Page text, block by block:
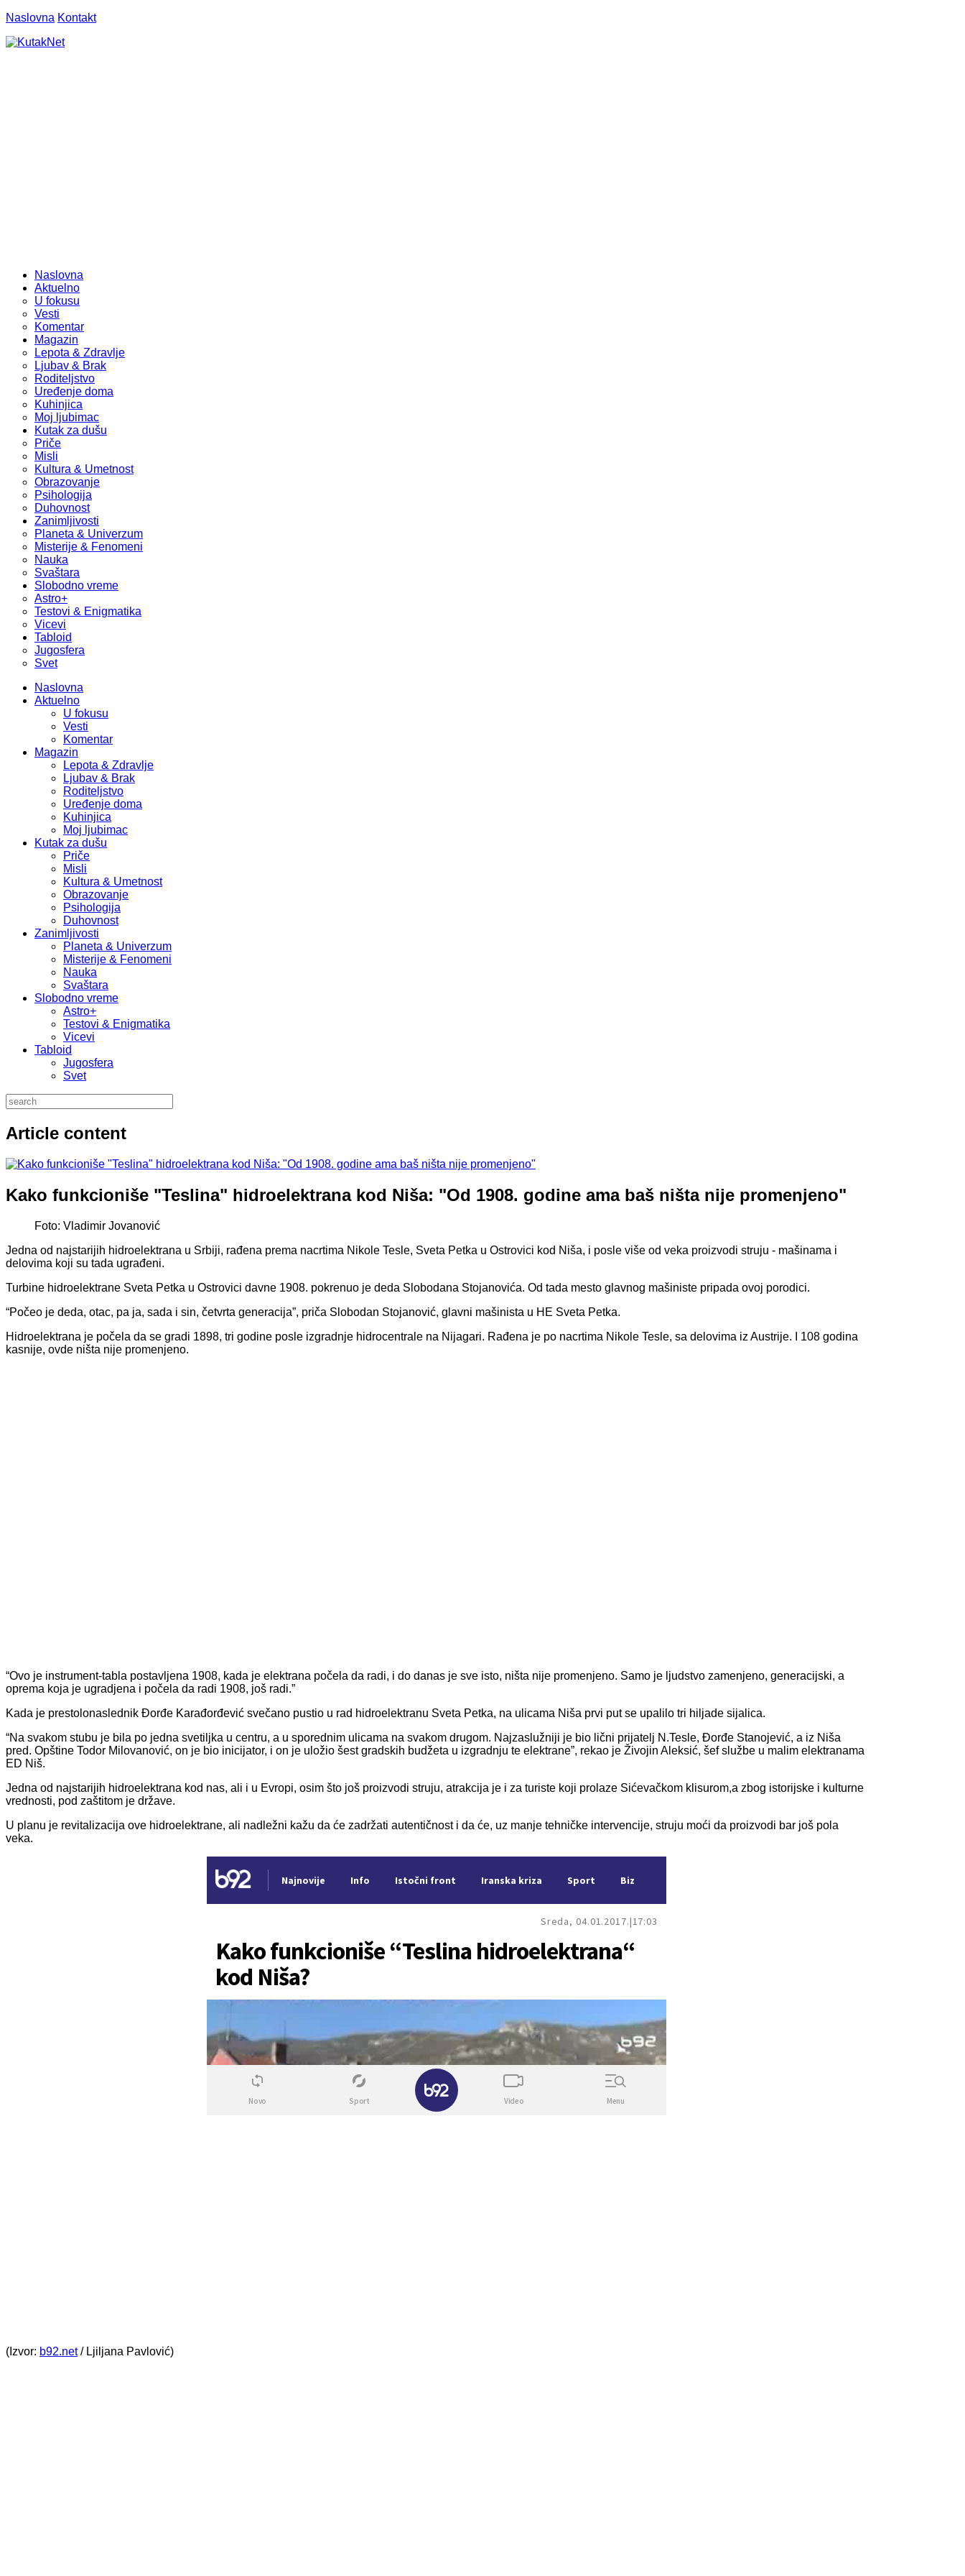
Naslovna Kontakt
Naslovna
Aktuelno
U fokusu
Vesti
Komentar
Magazin
Lepota & Zdravlje
Ljubav & Brak
Roditeljstvo
Uređenje doma
Kuhinjica
Moj ljubimac
Kutak za dušu
Priče
Misli
Kultura & Umetnost
Obrazovanje
Psihologija
Duhovnost
Zanimljivosti
Planeta & Univerzum
Misterije & Fenomeni
Nauka
Svaštara
Slobodno vreme
Astro+
Testovi & Enigmatika
Vicevi
Tabloid
Jugosfera
Svet
Naslovna
Aktuelno
U fokusu
Vesti
Komentar
Magazin
Lepota & Zdravlje
Ljubav & Brak
Roditeljstvo
Uređenje doma
Kuhinjica
Moj ljubimac
Kutak za dušu
Priče
Misli
Kultura & Umetnost
Obrazovanje
Psihologija
Duhovnost
Zanimljivosti
Planeta & Univerzum
Misterije & Fenomeni
Nauka
Svaštara
Slobodno vreme
Astro+
Testovi & Enigmatika
Vicevi
Tabloid
Jugosfera
Svet
Article content
Kako funkcioniše "Teslina" hidroelektrana kod Niša: "Od 1908. godine ama baš ništa nije promenjeno"
Foto: Vladimir Jovanović
Jedna od najstarijih hidroelektrana u Srbiji, rađena prema nacrtima Nikole Tesle, Sveta Petka u Ostrovici kod Niša, i posle više od veka proizvodi struju - mašinama i
delovima koji su tada ugrađeni.
Turbine hidroelektrane Sveta Petka u Ostrovici davne 1908. pokrenuo je deda Slobodana Stojanovića. Od tada mesto glavnog mašiniste pripada ovoj porodici.
“Počeo je deda, otac, pa ja, sada i sin, četvrta generacija”, priča Slobodan Stojanović, glavni mašinista u HE Sveta Petka.
Hidroelektrana je počela da se gradi 1898, tri godine posle izgradnje hidrocentrale na Nijagari. Rađena je po nacrtima Nikole Tesle, sa delovima iz Austrije. I 108 godina
kasnije, ovde ništa nije promenjeno.
“Ovo je instrument-tabla postavljena 1908, kada je elektrana počela da radi, i do danas je sve isto, ništa nije promenjeno. Samo je ljudstvo zamenjeno, generacijski, a
oprema koja je ugradjena i počela da radi 1908, još radi.”
Kada je prestolonaslednik Đorđe Karađorđević svečano pustio u rad hidroelektranu Sveta Petka, na ulicama Niša prvi put se upalilo tri hiljade sijalica.
“Na svakom stubu je bila po jedna svetiljka u centru, a u sporednim ulicama na svakom drugom. Najzaslužniji je bio lični prijatelj N.Tesle, Đorđe Stanojević, a iz Niša
pred. Opštine Todor Milovanović, on je bio inicijator, i on je uložio šest gradskih budžeta u izgradnju te elektrane”, rekao je Živojin Aleksić, šef službe u malim elektranama
ED Niš.
Jedna od najstarijih hidroelektrana kod nas, ali i u Evropi, osim što još proizvodi struju, atrakcija je i za turiste koji prolaze Sićevačkom klisurom,a zbog istorijske i kulturne
vrednosti, pod zaštitom je države.
U planu je revitalizacija ove hidroelektrane, ali nadležni kažu da će zadržati autentičnost i da će, uz manje tehničke intervencije, struju moći da proizvodi bar još pola
veka.
(Izvor: b92.net/ Ljiljana Pavlović)